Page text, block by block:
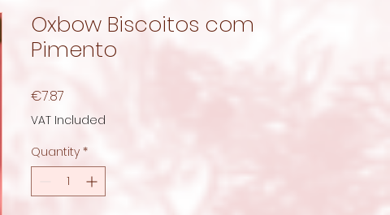
Oxbow Biscoitos com
Pimento
€7.87
VAT Included
Quantity *